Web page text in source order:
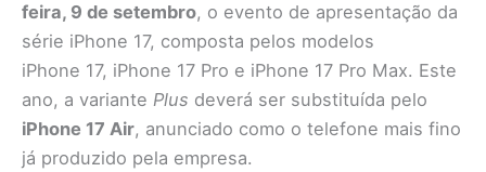
feira, 9 de setembro, o evento de apresentação da
série iPhone 17, composta pelos modelos
iPhone 17, iPhone 17 Pro e iPhone 17 Pro Max. Este
ano, a variante Plus deverá ser substituída pelo
iPhone 17 Air, anunciado como o telefone mais fino
já produzido pela empresa.